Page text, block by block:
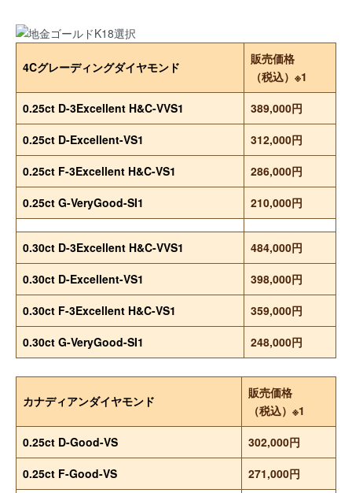
4Cグレーディングダイヤモンド
販売価格
（税込）※1
0.25ct D-3Excellent H&C-VVS1
389,000円
0.25ct D-Excellent-VS1
312,000円
0.25ct F-3Excellent H&C-VS1
286,000円
0.25ct G-VeryGood-SI1
210,000円
0.30ct D-3Excellent H&C-VVS1
484,000円
0.30ct D-Excellent-VS1
398,000円
0.30ct F-3Excellent H&C-VS1
359,000円
0.30ct G-VeryGood-SI1
248,000円
カナディアンダイヤモンド
販売価格
（税込）※1
0.25ct D-Good-VS
302,000円
0.25ct F-Good-VS
271,000円